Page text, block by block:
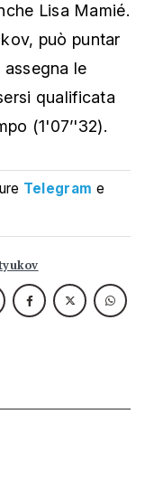
Lisa Mamié.
può puntar
le
qualificata
(1'07’'32).
Telegram e